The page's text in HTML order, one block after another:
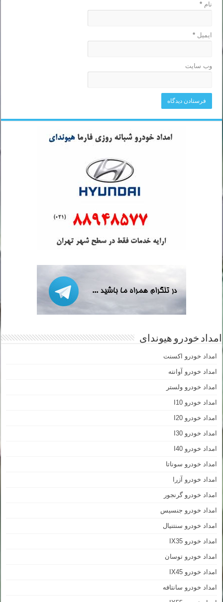
نام*
ایمیل*
وب‌ سایت
امداد خودرو هیوندای
امداد خودرو اکسنت
امداد خودرو آوانته
امداد خودرو ولستر
امداد خودرو I10
امداد خودرو I20
امداد خودرو I30
امداد خودرو I40
امداد خودرو سوناتا
امداد خودرو آزرا
امداد خودرو گرنجور
امداد خودرو جنسیس
امداد خودرو سنتنیال
امداد خودرو IX35
امداد خودرو توسان
امداد خودرو IX45
امداد خودرو سانتافه